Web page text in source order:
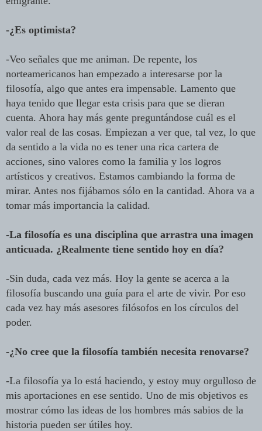
-¿Es optimista?
-Veo señales que me animan. De repente, los
norteamericanos han empezado a interesarse por la
filosofía, algo que antes era impensable. Lamento que
haya tenido que llegar esta crisis para que se dieran
cuenta. Ahora hay más gente preguntándose cuál es el
valor real de las cosas. Empiezan a ver que, tal vez, lo que
da sentido a la vida no es tener una rica cartera de
acciones, sino valores como la familia y los logros
artísticos y creativos. Estamos cambiando la forma de
mirar. Antes nos fijábamos sólo en la cantidad. Ahora va a
tomar más importancia la calidad.
-La filosofía es una disciplina que arrastra una imagen
anticuada. ¿Realmente tiene sentido hoy en día?
-Sin duda, cada vez más. Hoy la gente se acerca a la
filosofía buscando una guía para el arte de vivir. Por eso
cada vez hay más asesores filósofos en los círculos del
poder.
-¿No cree que la filosofía también necesita renovarse?
-La filosofía ya lo está haciendo, y estoy muy orgulloso de
mis aportaciones en ese sentido. Uno de mis objetivos es
mostrar cómo las ideas de los hombres más sabios de la
historia pueden ser útiles hoy.